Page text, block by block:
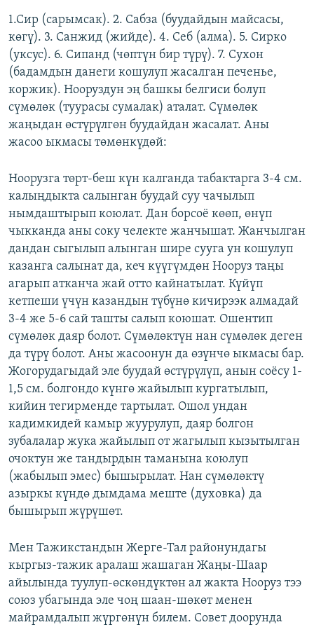
1.Сир (сарымсак). 2. Сабза (буудайдын майсасы,
көгү). 3. Санжид (жийде). 4. Себ (алма). 5. Сирко
(уксус). 6. Сипанд (чөптүн бир түрү). 7. Сухон
(бадамдын данеги кошулуп жасалган печенье,
коржик). Нооруздун эң башкы белгиси болуп
сүмөлөк (туурасы сумалак) аталат. Сүмөлөк
жаңыдан өстүрүлгөн буудайдан жасалат. Аны
жасоо ыкмасы төмөнкүдөй:
Ноорузга төрт-беш күн калганда табактарга 3-4 см.
калыңдыкта салынган буудай суу чачылып
нымдаштырып коюлат. Дан борсоё көөп, өнүп
чыкканда аны соку челекте жанчышат. Жанчылган
дандан сыгылып алынган шире сууга ун кошулуп
казанга салынат да, кеч күүгүмдөн Нооруз таңы
агарып атканча жай отто кайнатылат. Күйүп
кетпеши үчүн казандын түбүнө кичирээк алмадай
3-4 же 5-6 сай ташты салып коюшат. Ошентип
сүмөлөк даяр болот. Сүмөлөктүн нан сүмөлөк деген
да түрү болот. Аны жасоонун да өзүнчө ыкмасы бар.
Жогорудагыдай эле буудай өстүрүлүп, анын соёсу 1-
1,5 см. болгондо күнгө жайылып кургатылып,
кийин тегирменде тартылат. Ошол ундан
кадимкидей камыр жуурулуп, даяр болгон
зубалалар жука жайылып от жагылып кызытылган
очоктун же тандырдын таманына коюлуп
(жабылып эмес) бышырылат. Нан сүмөлөктү
азыркы күндө дымдама меште (духовка) да
бышырып жүрүшөт.
Мен Тажикстандын Жерге-Тал районундагы
кыргыз-тажик аралаш жашаган Жаңы-Шаар
айылында туулуп-өскөндүктөн ал жакта Нооруз тээ
союз убагында эле чоң шаан-шөкөт менен
майрамдалып жүргөнүн билем. Совет доорунда